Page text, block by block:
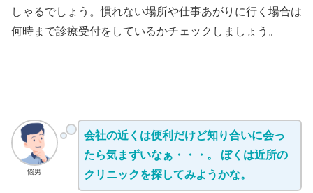
しゃるでしょう。慣れない場所や仕事あがりに行く場合は
何時まで診療受付をしているかチェックしましょう。
悩男
会社の近くは便利だけど知り合いに会っ
たら気まずいなぁ・・・。 ぼくは近所の
クリニックを探してみようかな。